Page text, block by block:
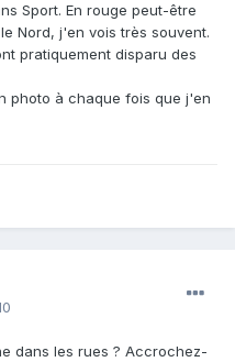
Sport. En rouge peut-être
Nord, j'en vois très souvent.
pratiquement disparu des
photo à chaque fois que j'en
dans les rues ? Accrochez-